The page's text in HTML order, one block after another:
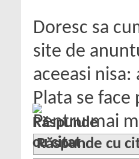
Doresc sa
site de
aceeasi
Plata se face
Pentru mai
Răspunde cu